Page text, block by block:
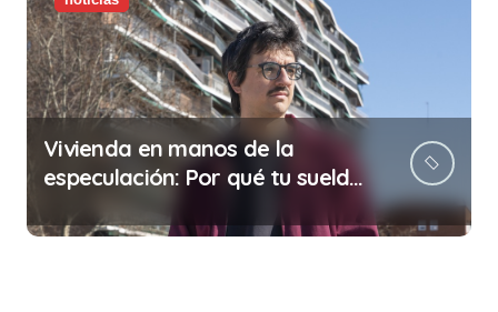
Vivienda en manos de la
especulación: Por qué tu sueldo